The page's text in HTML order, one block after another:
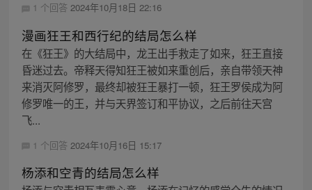
1 个回答 2024年10月18日 22:16
漫画狂王和西行纪的结局怎么样
在《狂王》的大结局中，龙王出手救走了如来，狂王直接
昏迷过去。帝释天得知狂王被如来重创后，亲自带领天神
来消灭阿修罗，最终却被狂王暴打一顿，狂王罗侯成为阿
修罗唯一的王，并与天界签订和平协议，之后前往天宫
飞...
1 个回答 2024年10月16日 15:17
杨添和空青的结局怎么样